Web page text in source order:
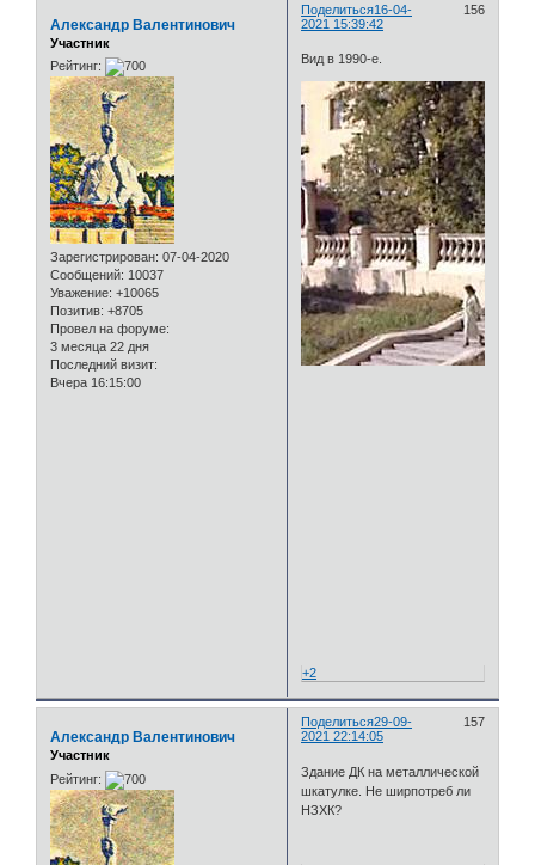
Поделиться 156
16-04-
2021 15:39:42
Александр Валентинович
Участник
Рейтинг:
Зарегистрирован: 07-04-2020
Сообщений: 10037
Уважение: +10065
Позитив: +8705
Провел на форуме:
3 месяца 22 дня
Последний визит:
Вчера 16:15:00
Вид в 1990-е.
+2
Поделиться 157
29-09-
2021 22:14:05
Александр Валентинович
Участник
Рейтинг:
Здание ДК на металлической
шкатулке. Не ширпотреб ли
НЗХК?